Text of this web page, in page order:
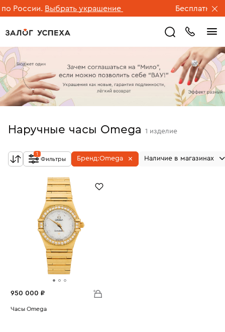
России. Выбрать украшение Бесплатная
Наручные часы Omega 1 изделие
Фильтры
1
Бренд:Omega Наличие в магазинах
950 000 ₽
Часы Omega